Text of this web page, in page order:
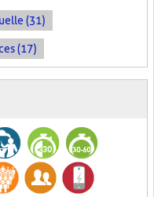
(31)
(17)